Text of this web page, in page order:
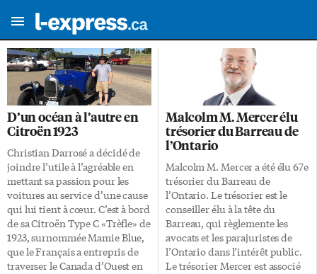
D’un océan à l’autre en
Citroën 1923
Christian Darrosé a décidé de
joindre l’utile à l’agréable en
mettant sa passion pour les
voitures au service d’une cause
qui lui tient à cœur. C’est à bord
de sa Citroën Type C «Trèfle» de
1923, surnommée Mamie Blue,
que le Français a entrepris de
traverser le Canada d’Ouest en
Malcolm M. Mercer élu
trésorier du Barreau de
l’Ontario
Malcolm M. Mercer a été élu 67e
trésorier du Barreau de
l’Ontario. Le trésorier est le
conseiller élu à la tête du
Barreau, qui règlemente les
avocats et les parajuristes de
l’Ontario dans l’intérêt public.
Le trésorier Mercer est associé